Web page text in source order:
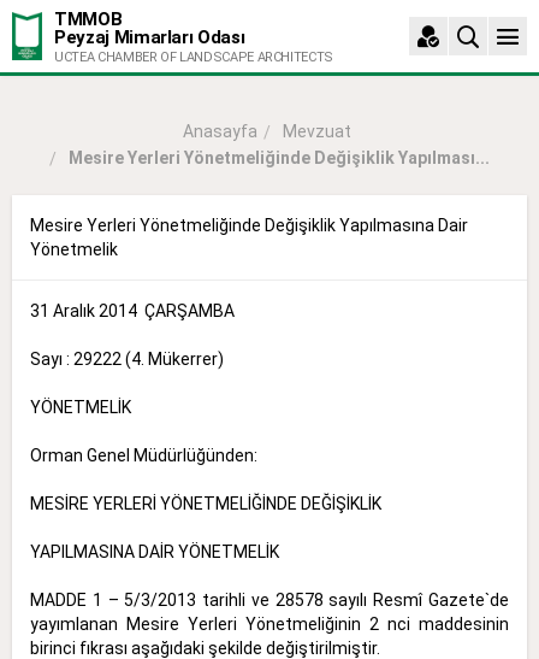
TMMOB
Peyzaj Mimarları Odası
UCTEA CHAMBER OF LANDSCAPE ARCHITECTS
Anasayfa
Mevzuat
Mesire Yerleri Yönetmeliğinde Değişiklik Yapılması...
Mesire Yerleri Yönetmeliğinde Değişiklik Yapılmasına Dair
Yönetmelik
31 Aralık 2014 ÇARŞAMBA
Sayı : 29222 (4. Mükerrer)
YÖNETMELİK
Orman Genel Müdürlüğünden:
MESİRE YERLERİ YÖNETMELİĞİNDE DEĞİŞİKLİK
YAPILMASINA DAİR YÖNETMELİK
MADDE 1 – 5/3/2013 tarihli ve 28578 sayılı Resmî Gazete`de
yayımlanan Mesire Yerleri Yönetmeliğinin 2 nci maddesinin
birinci fıkrası aşağıdaki şekilde değiştirilmiştir.